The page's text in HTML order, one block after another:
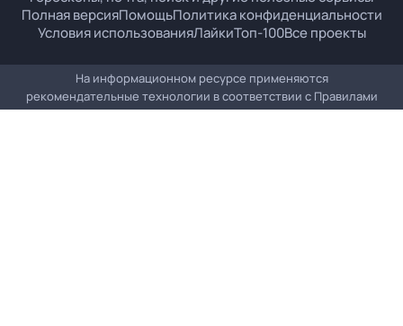
Полная версияПомощьПолитика конфиденциальности
Условия использованияЛайкиТоп-100Все проекты
На информационном ресурсе применяются
рекомендательные технологии в соответствии с Правилами